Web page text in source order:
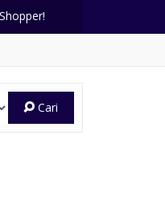
Cari